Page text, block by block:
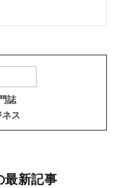
誌
ス
最新記事